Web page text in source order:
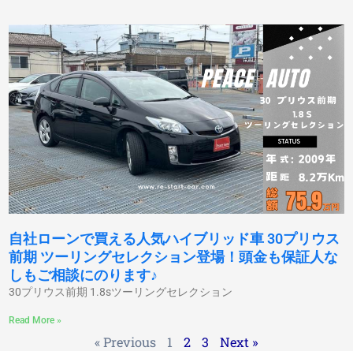
自社ローンで買える人気ハイブリッド車 30プリウス
前期 ツーリングセレクション登場！頭金も保証人な
しもご相談にのります♪
30プリウス前期 1.8sツーリングセレクション
Read More »
« Previous 1 2 3 Next »